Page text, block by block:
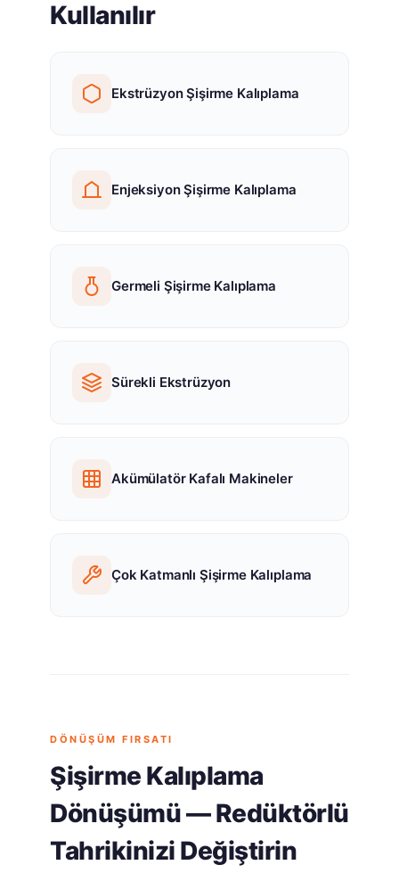
Kullanılır
Ekstrüzyon Şişirme Kalıplama
Enjeksiyon Şişirme Kalıplama
Germeli Şişirme Kalıplama
Sürekli Ekstrüzyon
Akümülatör Kafalı Makineler
Çok Katmanlı Şişirme Kalıplama
DÖNÜŞÜM FIRSATI
Şişirme Kalıplama
Dönüşümü — Redüktörlü
Tahrikinizi Değiştirin